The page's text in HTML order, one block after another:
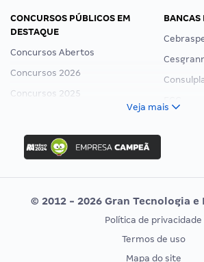
CONCURSOS PÚBLICOS EM
DESTAQUE
Concursos Abertos
Concursos 2026
Concursos 2025
Concurso Ibama
Concurso MPU
Editais publicados
BANCAS
Vunesp
CONCURSOS POR PROFISSÃO
EXAME
Veja mais
© 2012 - 2026 Gran Tecnologia e
Política de privacidade
Termos de uso
Mapa do site